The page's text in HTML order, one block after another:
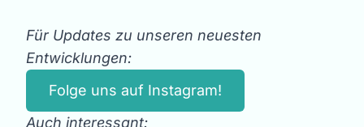
Für Updates zu unseren neuesten
Entwicklungen:
Folge uns auf Instagram!
Auch interessant: